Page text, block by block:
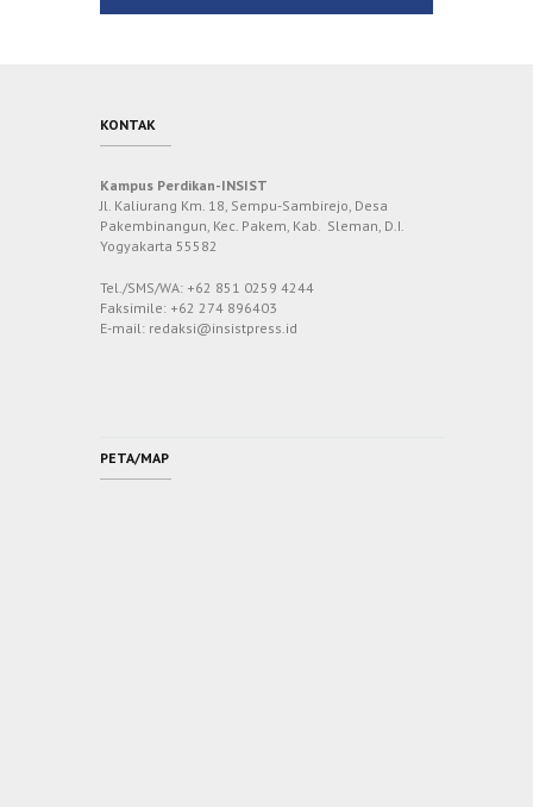
KONTAK
Kampus Perdikan-INSIST
Jl. Kaliurang Km. 18, Sempu-Sambirejo, Desa
Pakembinangun, Kec. Pakem, Kab. Sleman, D.I.
Yogyakarta 55582
Tel./SMS/WA: +62 851 0259 4244
Faksimile: +62 274 896403
E-mail: redaksi@insistpress.id
PETA/MAP